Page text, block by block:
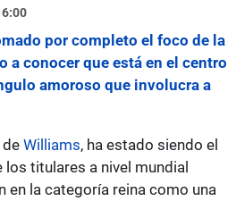
por completo el foco de la
a conocer que está en el centro
amoroso que involucra a
Williams, ha estado siendo el
titulares a nivel mundial
en la categoría reina como una